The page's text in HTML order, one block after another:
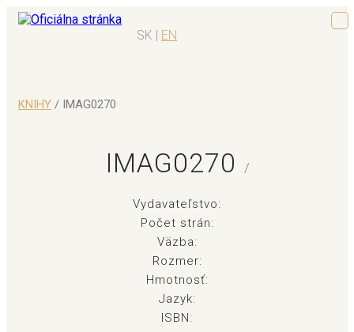
SK | EN
KNIHY / IMAG0270
IMAG0270 /
Vydavateľstvo:
Počet strán:
Väzba:
Rozmer:
Hmotnosť:
Jazyk:
ISBN: